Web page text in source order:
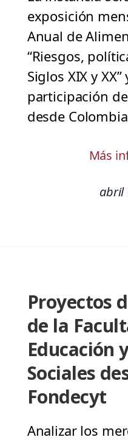
exposición
Anual de
“Riesgos,
Siglos XIX y
participación
desde
Más
abril
Proyectos
de la
Educación
Sociales
Fondecyt
Analizar los